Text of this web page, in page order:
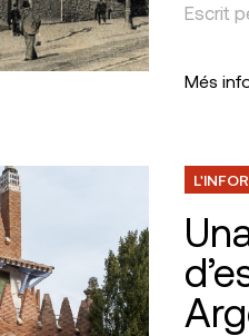
Escrit
Més